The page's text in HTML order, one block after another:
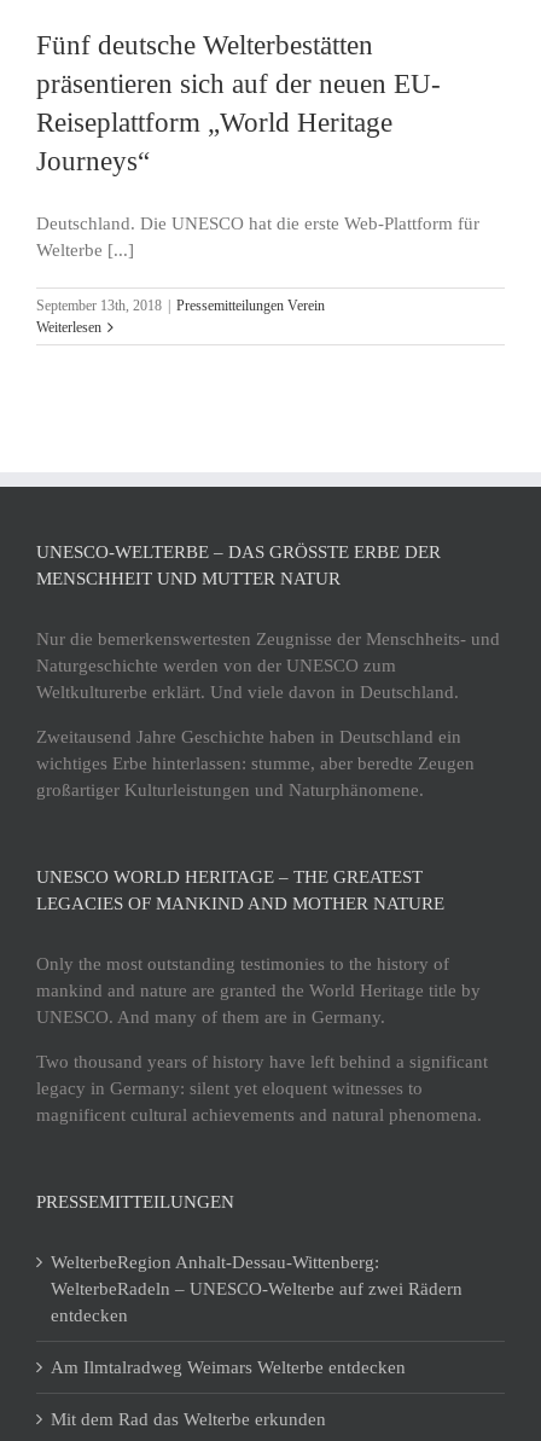
Fünf deutsche Welterbestätten
präsentieren sich auf der neuen EU-
Reiseplattform „World Heritage
Journeys“
Deutschland. Die UNESCO hat die erste Web-Plattform für
Welterbe [...]
September 13th, 2018
Pressemitteilungen Verein
Weiterlesen
UNESCO-WELTERBE – DAS GRÖSSTE ERBE DER M
ENSCHHEIT UND MUTTER NATUR
Nur die bemerkenswertesten Zeugnisse der Menschheits- und
Naturgeschichte werden von der UNESCO zum
Weltkulturerbe erklärt. Und viele davon in Deutschland.
Zweitausend Jahre Geschichte haben in Deutschland ein
wichtiges Erbe hinterlassen: stumme, aber beredte Zeugen
großartiger Kulturleistungen und Naturphänomene.
UNESCO WORLD HERITAGE – THE GREATEST
LEGACIES OF MANKIND AND MOTHER NATURE
Only the most outstanding testimonies to the history of
mankind and nature are granted the World Heritage title by
UNESCO. And many of them are in Germany.
Two thousand years of history have left behind a significant
legacy in Germany: silent yet eloquent witnesses to
magnificent cultural achievements and natural phenomena.
PRESSEMITTEILUNGEN
WelterbeRegion Anhalt-Dessau-Wittenberg:
WelterbeRadeln – UNESCO-Welterbe auf zwei Rädern
entdecken
Am Ilmtalradweg Weimars Welterbe entdecken
Mit dem Rad das Welterbe erkunden